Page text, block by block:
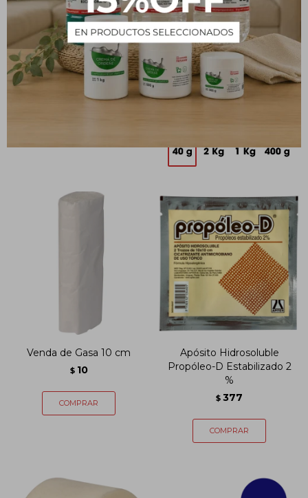
Agua Oxigenada 80 Vol. 1
L
151
Algodón - 40 g
$ 48
Venda de Gasa 10 cm
$ 10
Apósito Hidrosoluble
Propóleo-D Estabilizado 2
%
$ 377